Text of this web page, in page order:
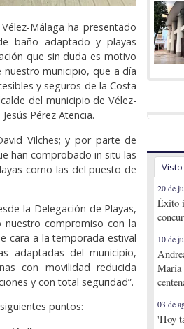
Málaga ha presentado
baño adaptado y playas
que sin duda es motivo
municipio, que a día
y seguros de la Costa
del municipio de Vélez-
Pérez Atencia.
Vilches; y por parte de
han comprobado in situ las
como las del puesto de
la Delegación de Playas,
nuestro compromiso con la
cara a la temporada estival
adaptadas del municipio,
con movilidad reducida
y con total seguridad”.
puntos:
Visto
20 de
Éxito
10 de
María
03 de
'Hoy